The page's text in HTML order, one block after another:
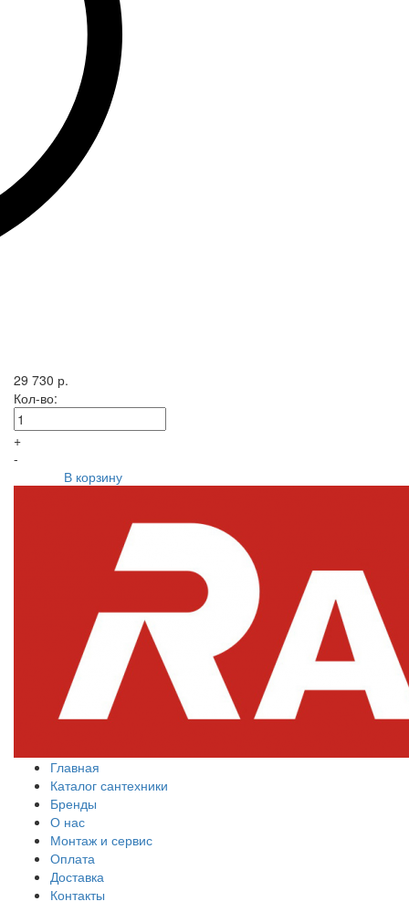
29 730 р.
Кол-во:
+
-
В корзину
Главная
Каталог сантехники
Бренды
О нас
Монтаж и сервис
Оплата
Доставка
Контакты